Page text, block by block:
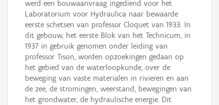
werd een bouwaanvraag ingediend voor het
Laboratorium voor Hydraulica naar bewaarde
eerste schetsen van professor Cloquet van 1933. In
dit gebouw, het eerste Blok van het Technicum, in
1937 in gebruik genomen onder leiding van
professor Tison, worden opzoekingen gedaan op
het gebied van de waterloopkunde, over de
beweging van vaste materialen in rivieren en aan
de zee, de stromingen, weerstand, bewegingen van
het grondwater, de hydraulische energie. Dit